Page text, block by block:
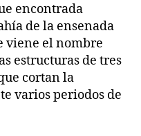
encontrada
de la ensenada
viene el nombre
estructuras de tres
cortan la
varios periodos de